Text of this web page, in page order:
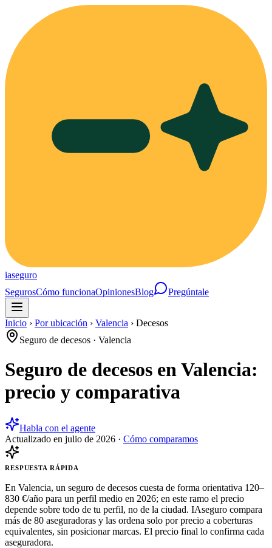
iaseguro
SegurosCómo funcionaOpinionesBlog Pregúntale
Inicio › Por ubicación › Valencia › Decesos
Seguro de decesos · Valencia
Seguro de decesos en Valencia:
precio y comparativa
Habla con el agente
Actualizado en julio de 2026 · Cómo comparamos
RESPUESTA RÁPIDA
En Valencia, un seguro de decesos cuesta de forma orientativa 120–
830 €/año para un perfil medio en 2026; en este ramo el precio
depende sobre todo de tu perfil, no de la ciudad. IAseguro compara
más de 80 aseguradoras y las ordena solo por precio a coberturas
equivalentes, sin posicionar marcas. El precio final lo confirma cada
aseguradora.